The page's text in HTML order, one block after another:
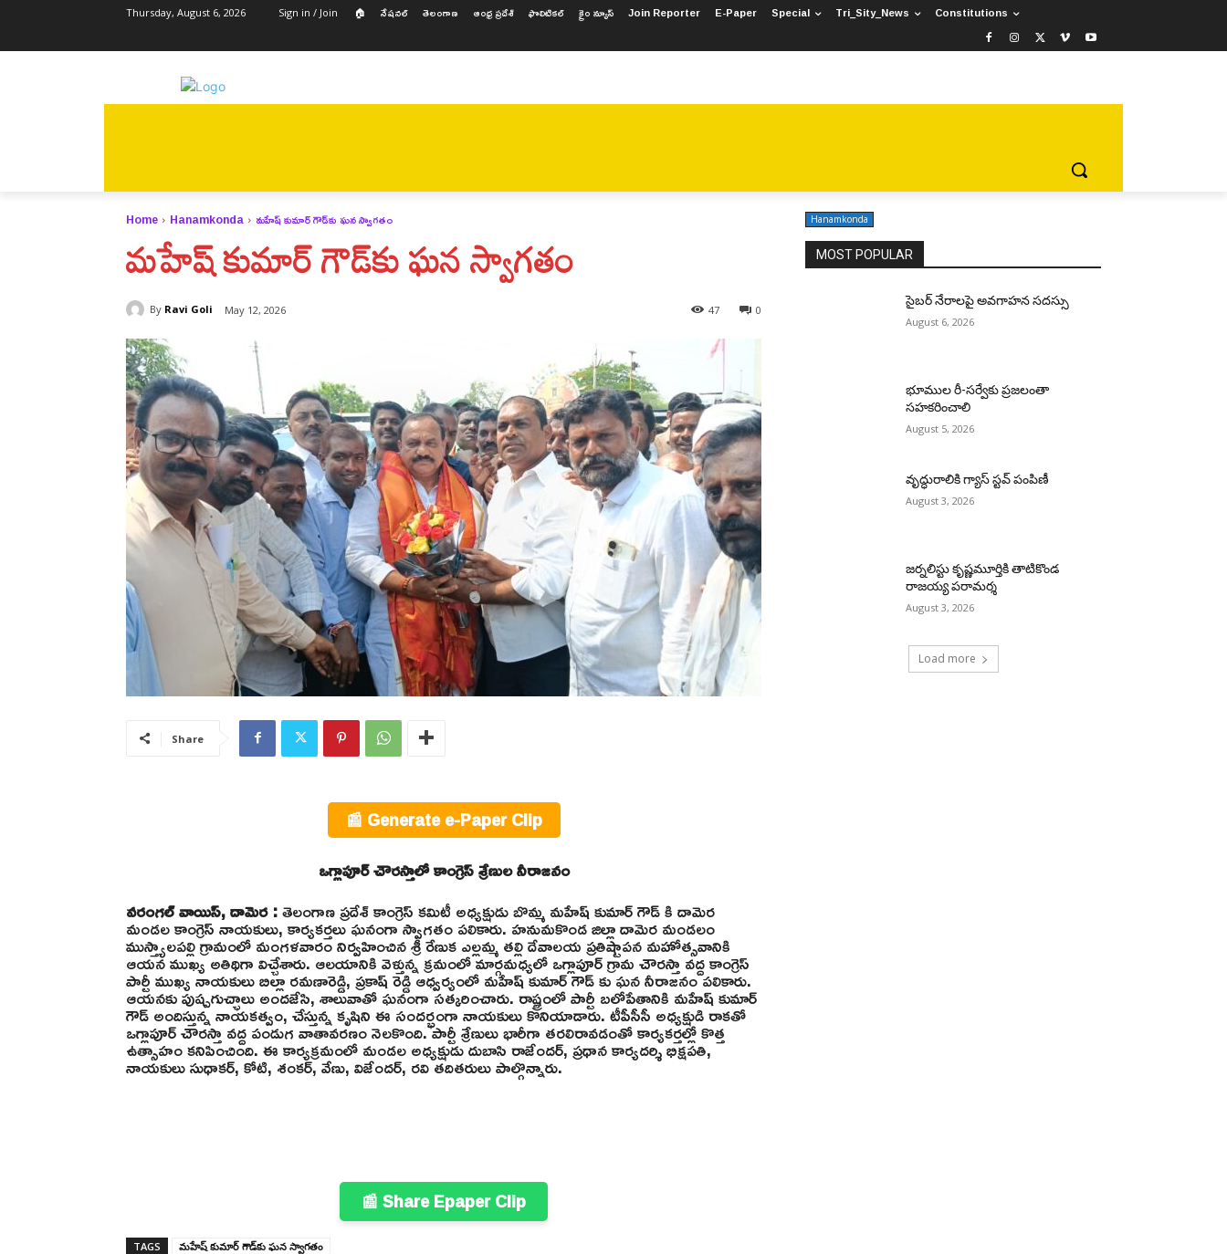
Thursday, August 6, 2026 Sign in / Join 🏠 నేషనల్ తెలంగాణ ఆంధ్ర ప్రదేశ్ ఫొలిటికల్ క్రైం న్యూస్ Join Reporter E-Paper Special Tri_Sity_News Constitutions
Home Hanamkonda మహేష్ కుమార్ గౌడ్‌కు ఘన స్వాగతం Hanamkonda
మహేష్ కుమార్ గౌడ్‌కు ఘన స్వాగతం
By Ravi Goli May 12, 2026 0
47
Share
📰 Generate e-Paper Clip
ఒగ్లాపూర్ చౌరస్తాలో కాంగ్రెస్ శ్రేణుల నీరాజనం
వరంగల్ వాయిస్, దామెర :తెలంగాణ ప్రదేశ్ కాంగ్రెస్ కమిటీ అధ్యక్షుడు బొమ్మ మహేష్ కుమార్ గౌడ్ కి దామెర
మండల కాంగ్రెస్ నాయకులు, కార్యకర్తలు ఘనంగా స్వాగతం పలికారు. హనుమకొండ జిల్లా దామెర మండలం
ముస్త్యాలపల్లి గ్రామంలో మంగళవారం నిర్వహించిన శ్రీ రేణుక ఎల్లమ్మ తల్లి దేవాలయ ప్రతిష్టాపన మహోత్సవానికి
ఆయన ముఖ్య అతిథిగా విచ్చేశారు. ఆలయానికి వెళ్తున్న క్రమంలో మార్గమధ్యలో ఒగ్లాపూర్ గ్రామ చౌరస్తా వద్ద కాంగ్రెస్
పార్టీ ముఖ్య నాయకులు బిల్లా రమణారెడ్డి, ప్రకాష్ రెడ్డి ఆధ్వర్యంలో మహేష్ కుమార్ గౌడ్ కు ఘన నీరాజనం పలికారు.
ఆయనకు పుష్పగుచ్ఛాలు అందజేసి, శాలువాతో ఘనంగా సత్కరించారు. రాష్ట్రంలో పార్టీ బలోపేతానికి మహేష్ కుమార్
గౌడ్ అందిస్తున్న నాయకత్వం, చేస్తున్న కృషిని ఈ సందర్భంగా నాయకులు కొనియాడారు. టీపీసీసీ అధ్యక్షుడి రాకతో
ఒగ్లాపూర్ చౌరస్తా వద్ద పండుగ వాతావరణం నెలకొంది. పార్టీ శ్రేణులు భారీగా తరలిరావడంతో కార్యకర్తల్లో కొత్త
ఉత్సాహం కనిపించింది. ఈ కార్యక్రమంలో మండల అధ్యక్షుడు దుబాసి రాజేందర్, ప్రధాన కార్యదర్శి భిక్షపతి,
నాయకులు సుధాకర్, కోటి, శంకర్, వేణు, విజేందర్, రవి తదితరులు పాల్గొన్నారు.
📰 Share Epaper Clip
TAGS మహేష్ కుమార్ గౌడ్‌కు ఘన స్వాగతం
MOST POPULAR
సైబర్ నేరాలపై అవగాహన సదస్సు
August 6, 2026
భూముల రీ-సర్వేకు ప్రజలంతా
సహకరించాలి
August 5, 2026
వృద్ధురాలికి గ్యాస్ స్టవ్ పంపిణీ
August 3, 2026
జర్నలిస్టు కృష్ణమూర్తికి తాటికొండ
రాజయ్య పరామర్శ
August 3, 2026
Load more